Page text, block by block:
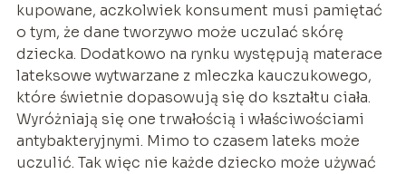
kupowane, aczkolwiek konsument musi pamiętać
o tym, że dane tworzywo może uczulać skórę
dziecka. Dodatkowo na rynku występują materace
lateksowe wytwarzane z mleczka kauczukowego,
które świetnie dopasowują się do kształtu ciała.
Wyróżniają się one trwałością i właściwościami
antybakteryjnymi. Mimo to czasem lateks może
uczulić. Tak więc nie każde dziecko może używać